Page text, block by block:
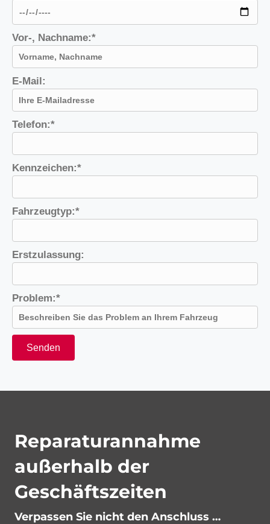
Vor-, Nachname:*
E-Mail:
Telefon:*
Kennzeichen:*
Fahrzeugtyp:*
Erstzulassung:
Problem:*
Bitte lasse dieses Feld leer.
Reparaturannahme
außerhalb der
Geschäftszeiten
Verpassen Sie nicht den Anschluss …